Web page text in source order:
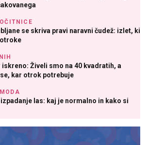
se skriva pravi naravni čudež: izlet, ki
iskreno: Živeli smo na 40 kvadratih, a
kar otrok potrebuje
las: kaj je normalno in kako si